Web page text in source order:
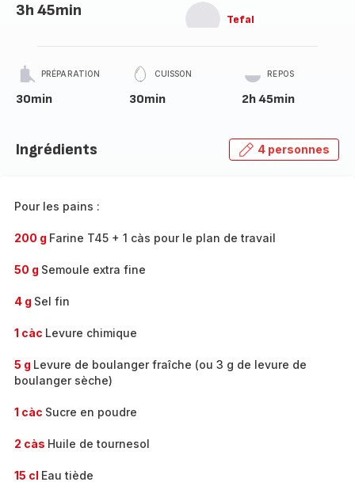
3h 45min Tefal
PRÉPARATION
30min
CUISSON
30min
REPOS
2h 45min
Ingrédients 4 personnes
Pour les pains :
200 g Farine T45 + 1 càs pour le plan de travail
50 g Semoule extra fine
4 g Sel fin
1 càc Levure chimique
5 g Levure de boulanger fraîche (ou 3 g de levure de
boulanger sèche)
1 càc Sucre en poudre
2 càs Huile de tournesol
15 cl Eau tiède